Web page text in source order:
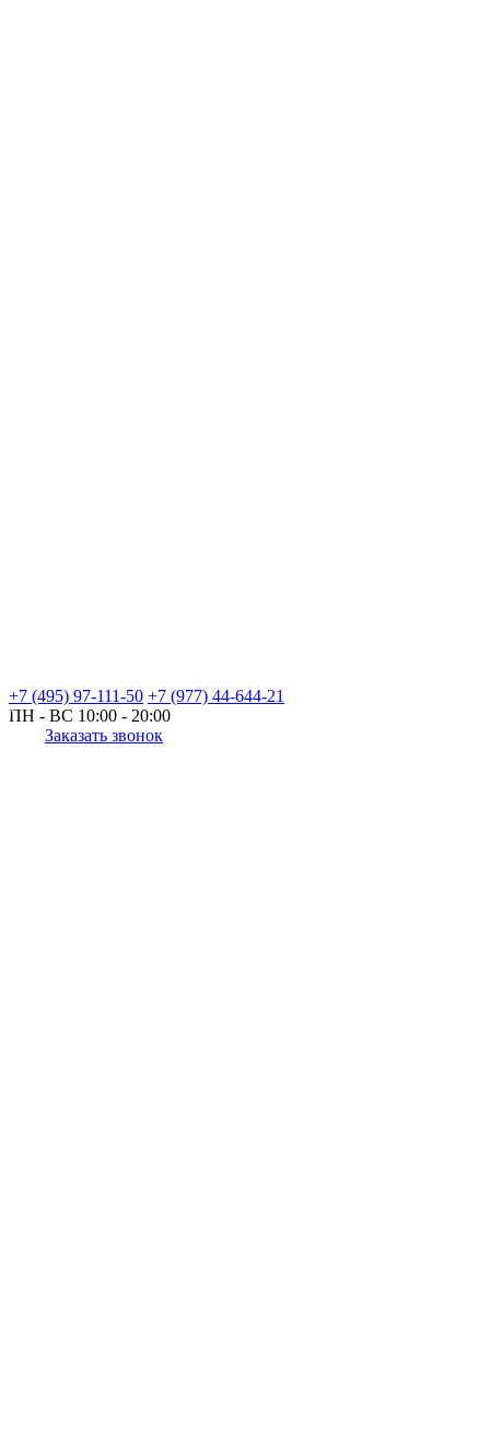
+7 (495) 97-111-50 +7 (977) 44-644-21
ПН - ВС 10:00 - 20:00
Заказать звонок